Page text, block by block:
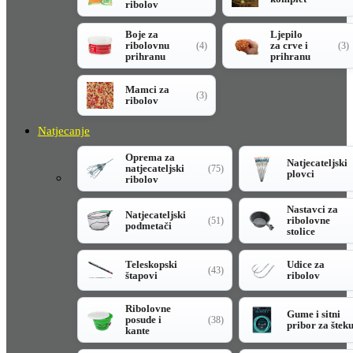
ribolov
Boje za
ribolovnu
prihranu
(4)
Ljepilo
za crve i
prihranu
(3)
Mamci za
ribolov
(3)
Natjecanje
Oprema za
natjecateljski
ribolov
(75)
Natjecateljski
plovci
Natjecateljski
podmetači
(51)
Nastavci za
ribolovne
stolice
Teleskopski
štapovi
(43)
Udice za
ribolov
Ribolovne
posude i
kante
(38)
Gume i sitni
pribor za šteku